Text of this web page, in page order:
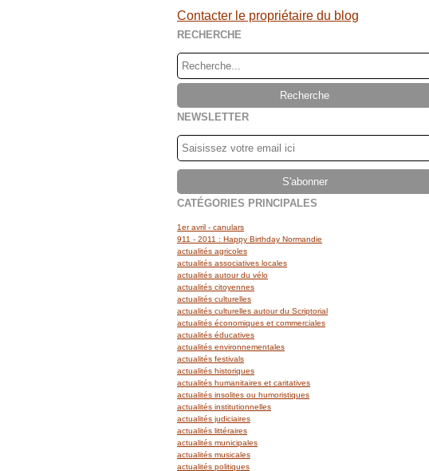
Contacter le propriétaire du blog
RECHERCHE
NEWSLETTER
CATÉGORIES PRINCIPALES
1er avril - canulars
911 - 2011 : Happy Birthday Normandie
actualités agricoles
actualités associatives locales
actualités autour du vélo
actualités citoyennes
actualités culturelles
actualités culturelles autour du Scriptorial
actualités économiques et commerciales
actualités éducatives
actualités environnementales
actualités festivals
actualités historiques
actualités humanitaires et caritatives
actualités insolites ou humoristiques
actualités institutionnelles
actualités judiciaires
actualités littéraires
actualités municipales
actualités musicales
actualités politiques